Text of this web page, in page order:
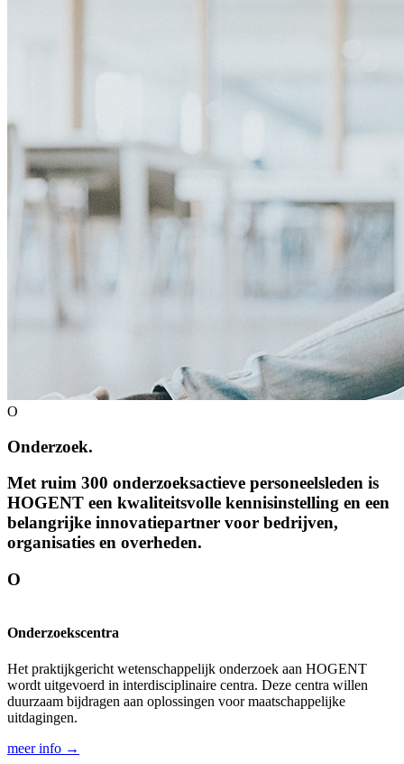
O
Onderzoek.
Met ruim 300 onderzoeks­actieve personeels­leden is
HOGENT een kwaliteits­volle kennis­instelling en een
belangrijke innovatie­partner voor bedrijven,
organisaties en overheden.
O
Onderzoekscentra
Het praktijkgericht wetenschappelijk onderzoek aan HOGENT
wordt uitgevoerd in interdisciplinaire centra. Deze centra willen
duurzaam bijdragen aan oplossingen voor maatschappelijke
uitdagingen.
meer info →